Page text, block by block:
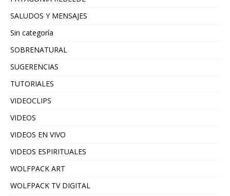
SALUDOS Y MENSAJES
Sin categoría
SOBRENATURAL
SUGERENCIAS
TUTORIALES
VIDEOCLIPS
VIDEOS
VIDEOS EN VIVO
VIDEOS ESPIRITUALES
WOLFPACK ART
WOLFPACK TV DIGITAL